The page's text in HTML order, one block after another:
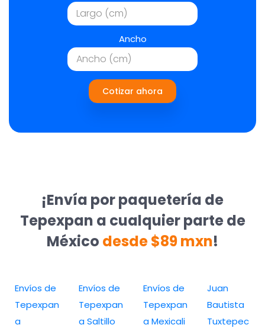
Ancho
Cotizar ahora
¡Envía por paquetería de
Tepexpan a cualquier parte de
México desde $89 mxn!
Envíos de
Tepexpan
a
Envíos de
Tepexpan
a Saltillo
Envíos de
Tepexpan
a Mexicali
Juan
Bautista
Tuxtepec